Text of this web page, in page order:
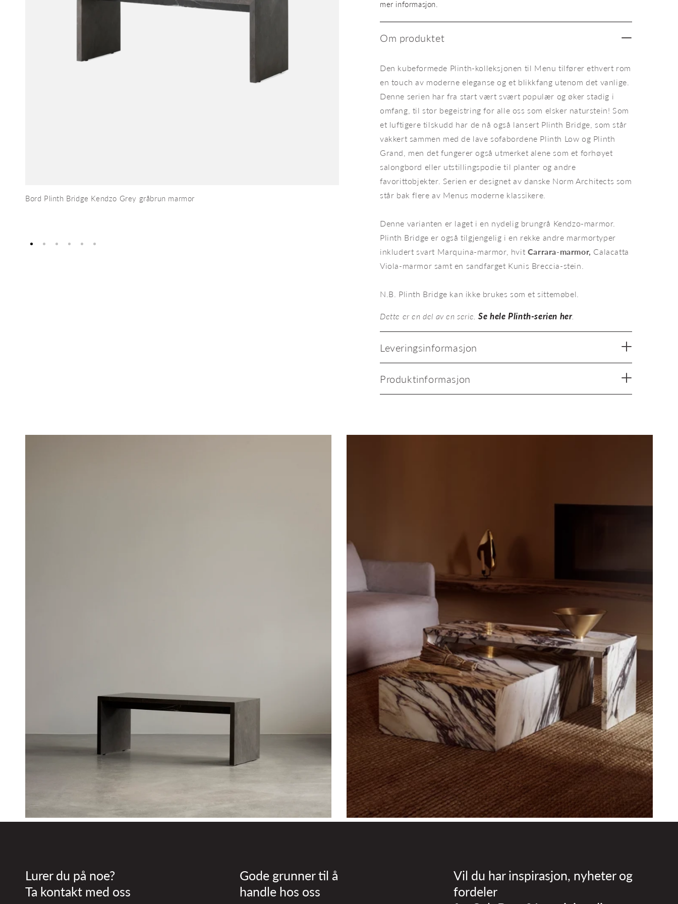
Bord Plinth Bridge Kendzo Grey gråbrun marmor
I den renskårne møbelserien Plinth er det utvilsomt de vakre naturmaterialene som spiller
forhøyet sofa- eller sidebord.
Plinth
Kendzo
Grey
gråbrun
Kendzo
mer informasjon.
Om produktet
Den kubeformede Plinth-kolleksjonen til Menu tilfører ethvert rom
en touch av moderne eleganse og et blikkfang utenom det vanlige.
Denne serien har fra start vært svært populær og øker stadig i
omfang, til stor begeistring for alle oss som elsker naturstein! Som
et luftigere tilskudd har de nå også lansert Plinth Bridge, som står
vakkert sammen med de lave sofabordene Plinth Low og Plinth
Grand, men det fungerer også utmerket alene som et forhøyet
salongbord eller utstillingspodie til planter og andre
favorittobjekter. Serien er designet av danske Norm Architects som
står bak flere av Menus moderne klassikere.
Denne varianten er laget i en nydelig brungrå Kendzo-marmor.
Plinth Bridge er også tilgjengelig i en rekke andre marmortyper
inkludert svart Marquina-marmor, hvit Carrara-marmor, Calacatta
Viola-marmor samt en sandfarget Kunis Breccia-stein.
N.B. Plinth Bridge kan ikke brukes som et sittemøbel.
Dette er en del av en serie.Se hele Plinth-serien her.
Leveringsinformasjon
Produktinformasjon
Lurer du på noe?
Ta kontakt med oss
Gode grunner til å
handle hos oss
Vil du har inspirasjon, nyheter og
fordeler